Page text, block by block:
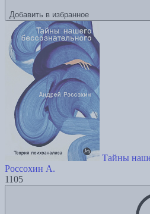
Добавить в избранное
Тайны
Россохин А.
1105